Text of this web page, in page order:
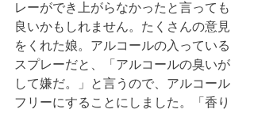
レーができ上がらなかったと言っても
良いかもしれません。たくさんの意見
をくれた娘。アルコールの入っている
スプレーだと、「アルコールの臭いが
して嫌だ。」と言うので、アルコール
フリーにすることにしました。「香り